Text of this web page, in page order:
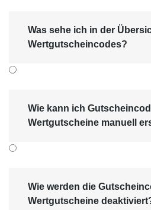
Was sehe ich in der
Wertgutscheincodes?
Wie kann ich
Wertgutscheine manuell
Wie werden die
Wertgutscheine